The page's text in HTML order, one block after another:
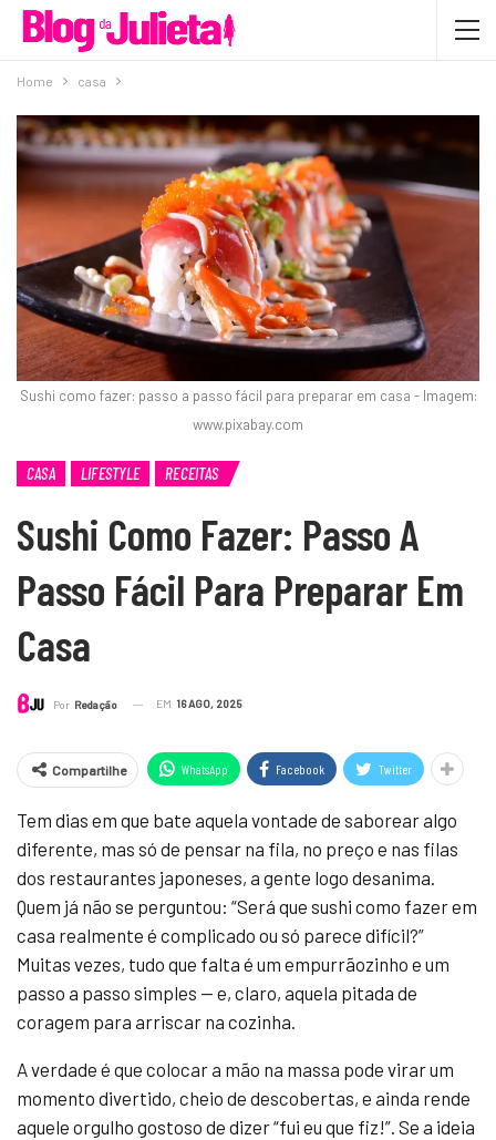
Home casa
Sushi como fazer: passo a passo fácil para preparar em casa - Imagem:
www.pixabay.com
CASA LIFESTYLE RECEITAS
Sushi Como Fazer: Passo A
Passo Fácil Para Preparar Em
Casa
Por Redação EM 16 AGO, 2025
Compartilhe WhatsApp Facebook Twitter
Tem dias em que bate aquela vontade de saborear algo
diferente, mas só de pensar na fila, no preço e nas filas
dos restaurantes japoneses, a gente logo desanima.
Quem já não se perguntou: “Será que sushi como fazer em
casa realmente é complicado ou só parece difícil?”
Muitas vezes, tudo que falta é um empurrãozinho e um
passo a passo simples — e, claro, aquela pitada de
coragem para arriscar na cozinha.
A verdade é que colocar a mão na massa pode virar um
momento divertido, cheio de descobertas, e ainda rende
aquele orgulho gostoso de dizer “fui eu que fiz!”. Se a ideia